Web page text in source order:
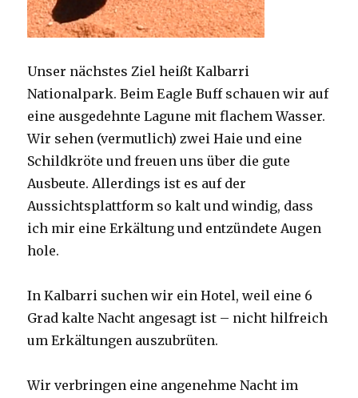
Unser nächstes Ziel heißt Kalbarri
Nationalpark. Beim Eagle Buff schauen wir auf
eine ausgedehnte Lagune mit flachem Wasser.
Wir sehen (vermutlich) zwei Haie und eine
Schildkröte und freuen uns über die gute
Ausbeute. Allerdings ist es auf der
Aussichtsplattform so kalt und windig, dass
ich mir eine Erkältung und entzündete Augen
hole.
In Kalbarri suchen wir ein Hotel, weil eine 6
Grad kalte Nacht angesagt ist – nicht hilfreich
um Erkältungen auszubrüten.
Wir verbringen eine angenehme Nacht im